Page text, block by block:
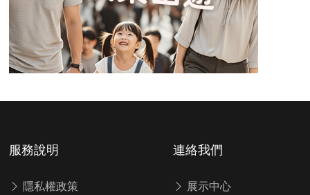
服務說明
隱私權政策
連絡我們
展示中心